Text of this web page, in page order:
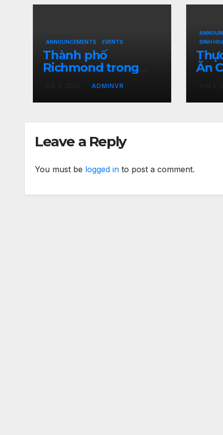
ANNOUNCEMENTS EVENTS
Thành phố
Richmond trong
tiểu bang Virginia
hủy bỏ Lễ kỷ niệm
Ngày Độc Lập Hoa
tại Dogwood Dell
ADMINVR
SINH
Ăn
Leave a Reply
You must be logged in to post a comment.